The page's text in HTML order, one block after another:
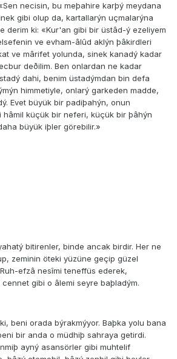
necisin, bu meþahire karþý meydana
gibi olup da, kartallarýn uçmalarýna
derim ki: «Kur'an gibi bir üstâd-ý ezeliyem
ve evham-âlûd aklýn þâkirdleri
ve mârifet yolunda, sinek kanadý kadar
deðilim. Ben onlardan ne kadar
dahi, benim üstadýmdan bin defa
himmetiyle, onlarý garkeden madde,
Evet büyük bir padiþahýn, onun
hâmil küçük bir neferi, küçük bir þâhýn
büyük iþler görebilir.»
bitirenler, binde ancak birdir. Her ne
zeminin öteki yüzüne geçip güzel
efzâ nesîmi teneffüs ederek,
cennet gibi o âlemi seyre baþladým.
beni orada býrakmýyor. Baþka yolu bana
bir anda o müdhiþ sahraya getirdi.
ayný asansörler gibi muhtelif